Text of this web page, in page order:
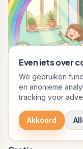
Groep 1-4 · kleuter–2e
Dagritmekaarten ·
regenboog
(1)
Even iets over
We gebruiken
en anonieme
tracking voor
Akkoord